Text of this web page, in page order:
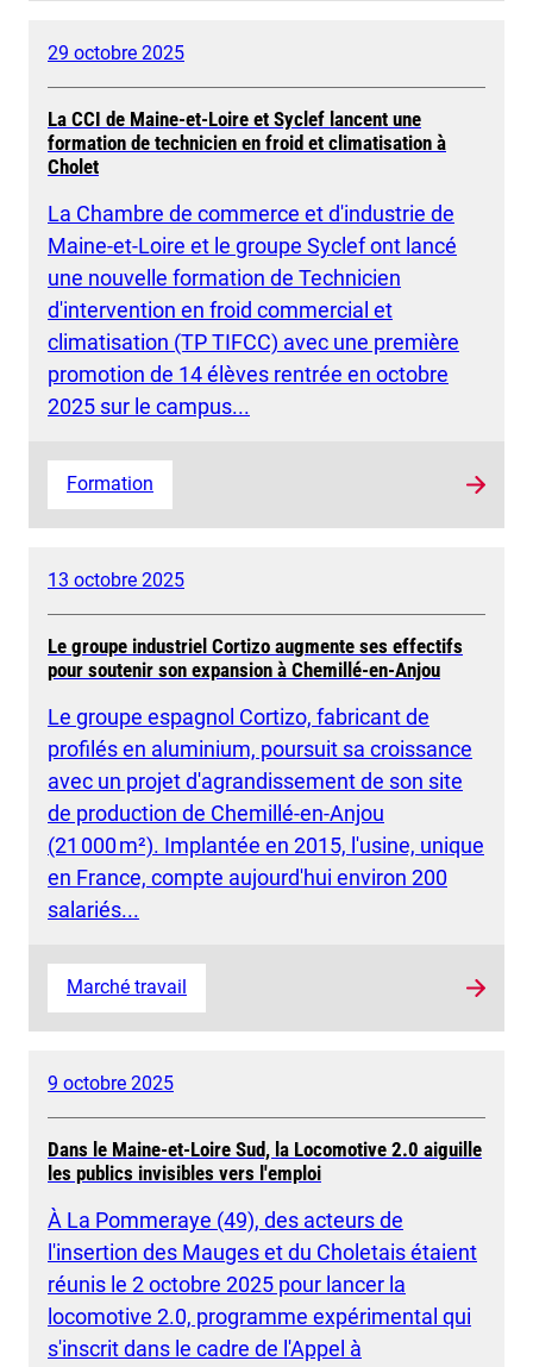
29 octobre 2025
La CCI de Maine-et-Loire et Syclef lancent une
formation de technicien en froid et climatisation à
Cholet
La Chambre de commerce et d'industrie de
Maine-et-Loire et le groupe Syclef ont lancé
une nouvelle formation de Technicien
d'intervention en froid commercial et
climatisation (TP TIFCC) avec une première
promotion de 14 élèves rentrée en octobre
2025 sur le campus...
Formation
13 octobre 2025
Le groupe industriel Cortizo augmente ses effectifs
pour soutenir son expansion à Chemillé-en-Anjou
Le groupe espagnol Cortizo, fabricant de
profilés en aluminium, poursuit sa croissance
avec un projet d'agrandissement de son site
de production de Chemillé-en-Anjou
(21 000 m²). Implantée en 2015, l'usine, unique
en France, compte aujourd'hui environ 200
salariés...
Marché travail
9 octobre 2025
Dans le Maine-et-Loire Sud, la Locomotive 2.0 aiguille
les publics invisibles vers l'emploi
À La Pommeraye (49), des acteurs de
l'insertion des Mauges et du Choletais étaient
réunis le 2 octobre 2025 pour lancer la
locomotive 2.0, programme expérimental qui
s'inscrit dans le cadre de l'Appel à